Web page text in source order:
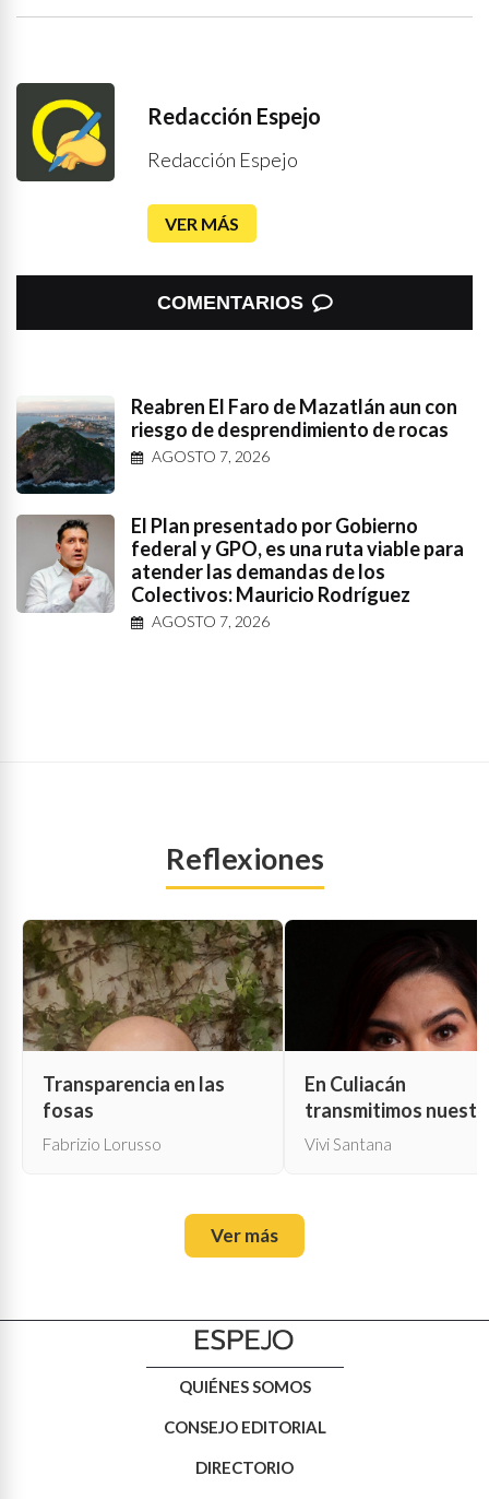
Redacción Espejo
Redacción Espejo
VER MÁS
COMENTARIOS
Reabren El Faro de Mazatlán aun con
riesgo de desprendimiento de rocas
AGOSTO 7, 2026
El Plan presentado por Gobierno
federal y GPO, es una ruta viable para
atender las demandas de los
Colectivos: Mauricio Rodríguez
AGOSTO 7, 2026
Reflexiones
Transparencia en las
fosas
Fabrizio Lorusso
En Culiacán
transmitimos
propia muerte
Vivi Santana
Ver más
QUIÉNES SOMOS
CONSEJO EDITORIAL
DIRECTORIO